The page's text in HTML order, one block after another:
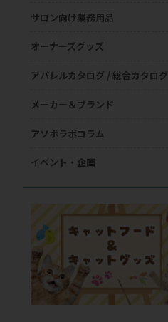
サロン向け業務用品
オーナーズグッズ
アパレルカタログ / 総合カタログ
メーカー＆ブランド
アソボラボコラム
イベント・企画